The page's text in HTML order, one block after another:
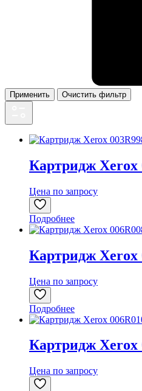
Применить Очистить фильтр
Картридж Xerox
Цена по запросу
Подробнее
Картридж Xerox
Цена по запросу
Подробнее
Картридж Xerox
Цена по запросу